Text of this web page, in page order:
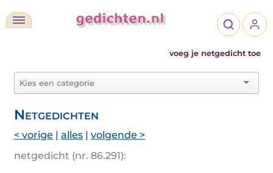
voeg je netgedicht toe
Netgedichten
< vorige | alles | volgende >
netgedicht (nr. 86.291):